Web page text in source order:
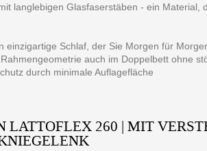
langlebigen Glasfaserstäben - ein Material,
einzigartige Schlaf, der Sie Morgen für
auch im Doppelbett ohne
durch minimale Auflagefläche
LATTOFLEX 260 | MIT